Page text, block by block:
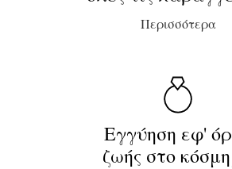
Περισσότερα
Εγγύηση εφ'
ζωής στο